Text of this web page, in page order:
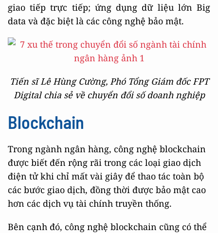
giao tiếp trực tiếp; ứng dụng dữ liệu lớn Big
data và đặc biệt là các công nghệ bảo mật.
Tiến sĩ Lê Hùng Cường, Phó Tổng Giám đốc FPT
Digital chia sẻ về chuyển đổi số doanh nghiệp
Blockchain
Trong ngành ngân hàng, công nghệ blockchain
được biết đến rộng rãi trong các loại giao dịch
điện tử khi chỉ mất vài giây để thao tác toàn bộ
các bước giao dịch, đồng thời được bảo mật cao
hơn các dịch vụ tài chính truyền thống.
Bên cạnh đó, công nghệ blockchain cũng có thể